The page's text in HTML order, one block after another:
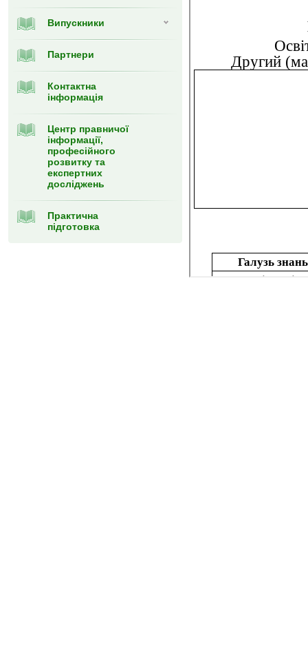
Випускники
Партнери
Контактна
інформація
Центр правничої
інформації,
професійного
розвитку та
експертних
досліджень
Практична
підготовка